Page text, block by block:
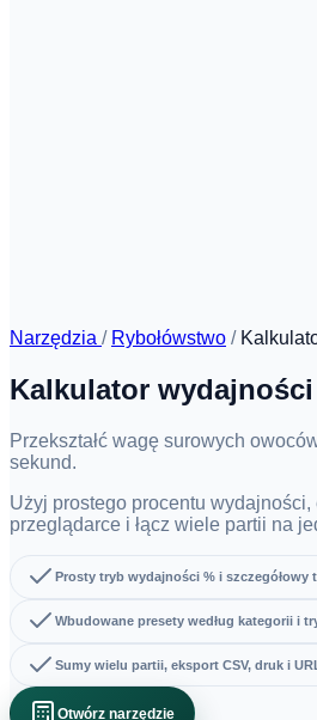
Narzędzia / Rybołówstwo /
Kalkulator
Przekształć wagę surowych
sekund.
Użyj prostego procentu
przeglądarce i łącz wiele partii na
Prosty tryb wydajności % i szczegółowy
Wbudowane presety według kategorii i
Sumy wielu partii, eksport CSV, druk i
Otwórz narzędzie